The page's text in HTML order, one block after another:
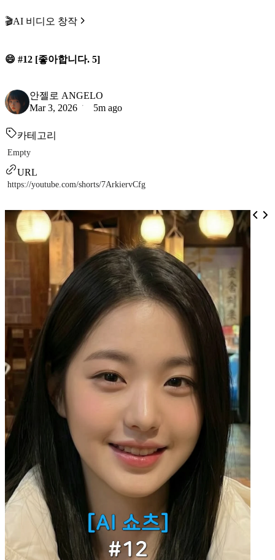
🎬AI 비디오 창작
😄 #12 [좋아합니다. 5]
안젤로 ANGELO
Mar 3, 2026
5m ago
카테고리
Empty
URL
https://youtube.com/shorts/7ArkiervCfg